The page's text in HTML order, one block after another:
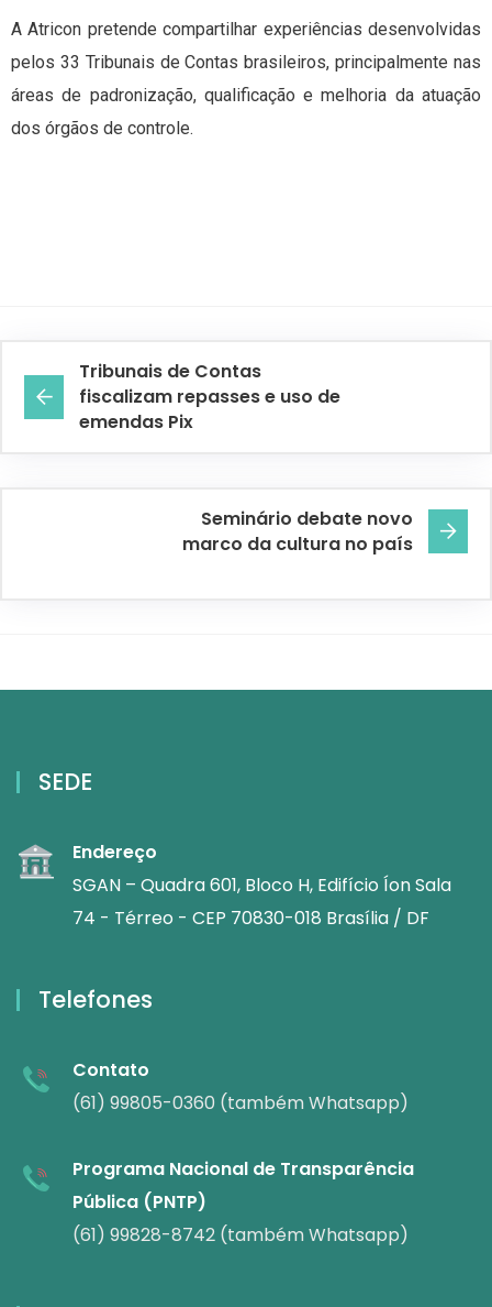
A Atricon pretende compartilhar experiências desenvolvidas
pelos 33 Tribunais de Contas brasileiros, principalmente nas
áreas de padronização, qualificação e melhoria da atuação
dos órgãos de controle.
Tribunais de Contas
fiscalizam repasses e uso de
emendas Pix
Seminário debate novo
marco da cultura no país
SEDE
Endereço
SGAN – Quadra 601, Bloco H, Edifício Íon Sala
74 - Térreo - CEP 70830-018 Brasília / DF
Telefones
Contato
(61) 99805-0360 (também Whatsapp)
Programa Nacional de Transparência
Pública (PNTP)
(61) 99828-8742 (também Whatsapp)